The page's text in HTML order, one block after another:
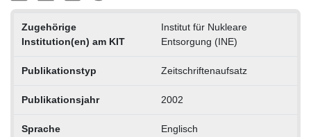
Zugehörige
Institution(en) am KIT
Institut für Nukleare
Entsorgung (INE)
Publikationstyp Zeitschriftenaufsatz
Publikationsjahr 2002
Sprache Englisch